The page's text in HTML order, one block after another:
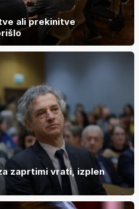
ali prekinitve
zaprtimi vrati, izplen